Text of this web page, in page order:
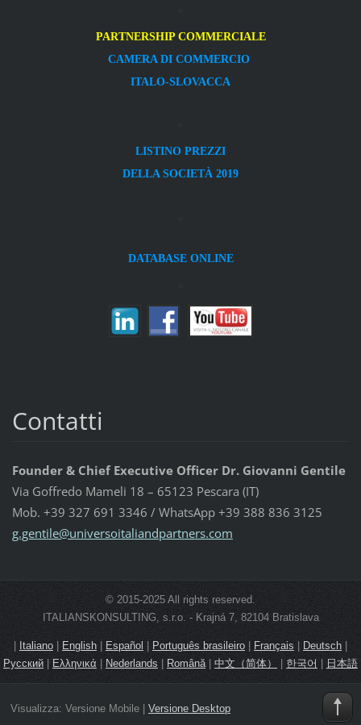
PARTNERSHIP COMMERCIALE
CAMERA DI COMMERCIO
ITALO-SLOVACCA
LISTINO PREZZI
DELLA SOCIETÀ 2019
DATABASE ONLINE
Contatti
Founder & Chief Executive Officer Dr. Giovanni Gentile
Via Goffredo Mameli 18 – 65123 Pescara (IT)
Mob. +39 327 691 3346 / WhatsApp +39 388 836 3125
g.gentile@universoitaliandpartners.com
© 2015-2025 All rights reserved.
ITALIANSKONSULTING, s.r.o. - Krajná 7, 82104 Bratislava
| Italiano| English Español Português brasileiro | Français Deutsch |
Русский| Ελληνικά | Nederlands | Română| 中文（简体） | 한국어 日本語
Visualizza: Versione Mobile| Versione Desktop